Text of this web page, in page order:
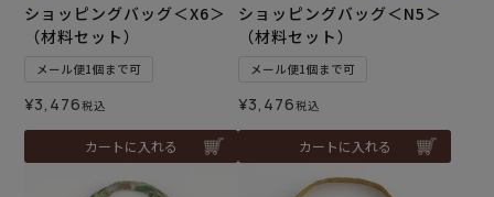
ショッピングバッグ＜X6＞
（材料セット）
メール便1個まで可
¥3,476税込
カートに入れる
ショッピングバッグ＜N5＞
（材料セット）
メール便1個まで可
¥3,476税込
カートに入れる